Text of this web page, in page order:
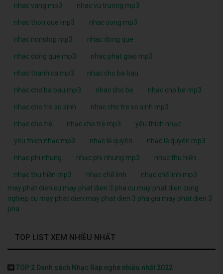
nhac vang mp3 nhac vu truong mp3
nhac thon que mp3 nhac song mp3
nhac nonstop mp3 nhac dong que
nhac dong que mp3 nhac phat giao mp3
nhac thanh ca mp3 nhac cho ba bau
nhac cho ba bau mp3 nhac cho be nhac cho be mp3
nhac cho tre so sinh nhac cho tre so sinh mp3
nhạc cho trẻ nhạc cho trẻ mp3 yêu thích nhạc
yêu thích nhạc mp3 nhạc lệ quyên nhạc lệ quyên mp3
nhạc phi nhung nhạc phi nhung mp3 nhạc thu hiền
nhạc thu hiền mp3 nhạc chế linh
nhạc chế linh mp3
may phat dien cu may phat dien 3 pha cu may phat dien cong
nghiep cu may phat dien may phat dien 3 pha gia may phat dien 3
pha
TOP LIST XEM NHIỀU NHẤT
TOP 2 Danh sách Nhạc Rap nghe nhiều nhất 2022